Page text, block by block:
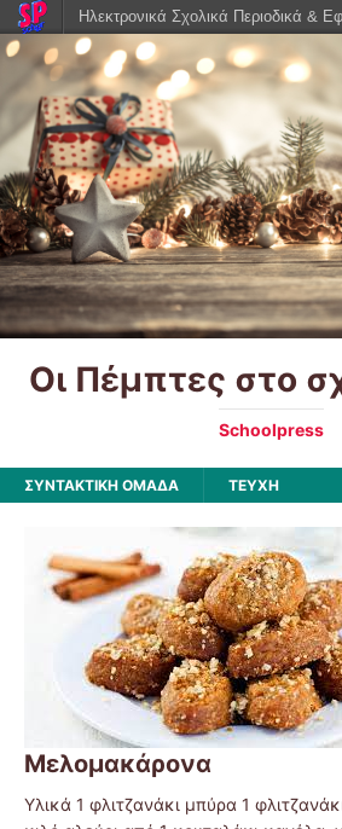
Οι Πέμπτες στο
Schoolpress
ΣΥΝΤΑΚΤΙΚΗ ΟΜΑΔΑ ΤΕΥΧΗ
Μελομακάρονα
Υλικά 1 φλιτζανάκι μπύρα 1
Ηλεκτρονικά Σχολικά Περιοδικά &